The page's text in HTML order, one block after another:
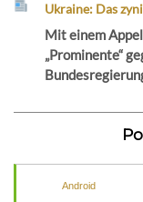
Ukraine: Das
Mit einem
„Prominente“
Android